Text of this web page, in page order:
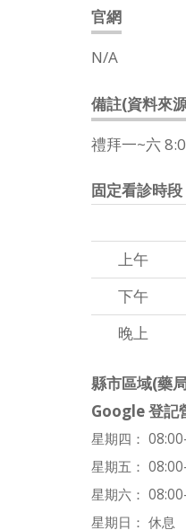
官網
N/A
備註(資料來
禮拜一~六
固定看診時段
上午
下午
晚上
縣市區域(藥
Google 登記
星期四：
星期五：
星期六：
星期日： 休息